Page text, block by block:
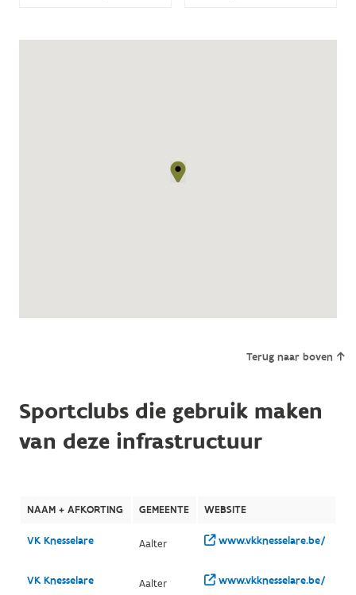
Terug naar boven
Sportclubs die gebruik maken
van deze infrastructuur
NAAM + AFKORTING GEMEENTE WEBSITE
VK Knesselare Aalter www.vkknesselare.be/
VK Knesselare Aalter www.vkknesselare.be/